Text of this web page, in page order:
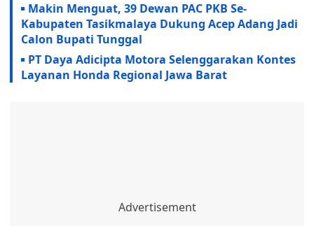
Makin Menguat, 39 Dewan PAC PKB Se-
Kabupaten Tasikmalaya Dukung Acep Adang Jadi
Calon Bupati Tunggal
PT Daya Adicipta Motora Selenggarakan Kontes
Layanan Honda Regional Jawa Barat